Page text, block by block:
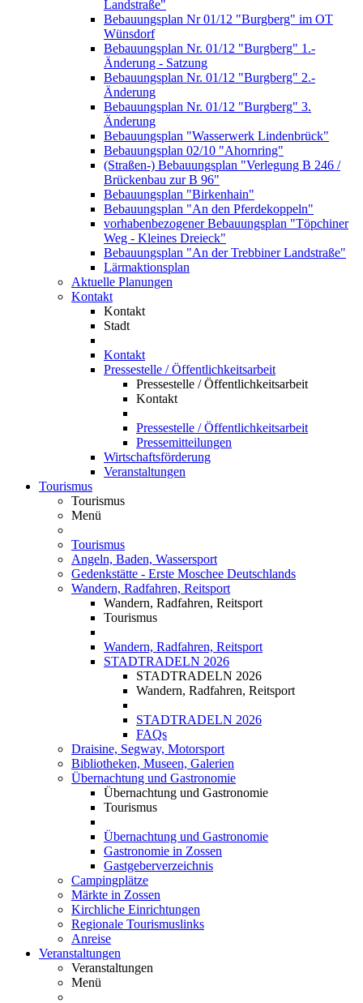
Landstraße"
Bebauungsplan Nr 01/12 "Burgberg" im OT
Wünsdorf
Bebauungsplan Nr. 01/12 "Burgberg" 1.-
Änderung - Satzung
Bebauungsplan Nr. 01/12 "Burgberg" 2.-
Änderung
Bebauungsplan Nr. 01/12 "Burgberg" 3.
Änderung
Bebauungsplan "Wasserwerk Lindenbrück"
Bebauungsplan 02/10 "Ahornring"
(Straßen-) Bebauungsplan "Verlegung B 246 /
Brückenbau zur B 96"
Bebauungsplan "Birkenhain"
Bebauungsplan "An den Pferdekoppeln"
vorhabenbezogener Bebauungsplan "Töpchiner
Weg - Kleines Dreieck"
Bebauungsplan "An der Trebbiner Landstraße"
Lärmaktionsplan
Aktuelle Planungen
Kontakt
Kontakt
Stadt
Kontakt
Pressestelle / Öffentlichkeitsarbeit
Pressestelle / Öffentlichkeitsarbeit
Kontakt
Pressestelle / Öffentlichkeitsarbeit
Pressemitteilungen
Wirtschaftsförderung
Veranstaltungen
Tourismus
Tourismus
Menü
Tourismus
Angeln, Baden, Wassersport
Gedenkstätte - Erste Moschee Deutschlands
Wandern, Radfahren, Reitsport
Wandern, Radfahren, Reitsport
Tourismus
Wandern, Radfahren, Reitsport
STADTRADELN 2026
STADTRADELN 2026
Wandern, Radfahren, Reitsport
STADTRADELN 2026
FAQs
Draisine, Segway, Motorsport
Bibliotheken, Museen, Galerien
Übernachtung und Gastronomie
Übernachtung und Gastronomie
Tourismus
Übernachtung und Gastronomie
Gastronomie in Zossen
Gastgeberverzeichnis
Campingplätze
Märkte in Zossen
Kirchliche Einrichtungen
Regionale Tourismuslinks
Anreise
Veranstaltungen
Veranstaltungen
Menü